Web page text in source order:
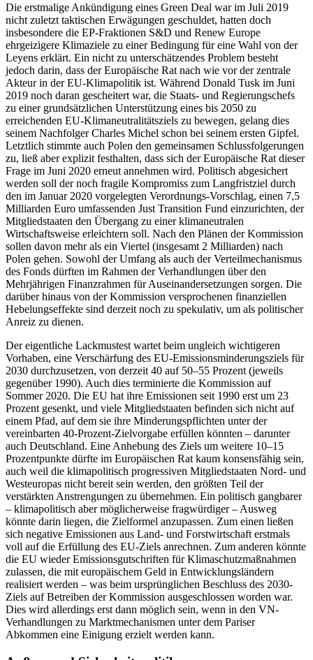
Die erstmalige Ankündigung eines Green Deal war im Juli 2019
nicht zuletzt takti­schen Erwägungen geschuldet, hatten doch
insbesondere die EP-Fraktionen S&D und Renew Europe
ehrgeizigere Klimaziele zu einer Bedingung für eine Wahl von der
Leyens erklärt. Ein nicht zu unterschätzendes Problem besteht
jedoch darin, dass der Europäische Rat nach wie vor der zentrale
Akteur in der EU-Klimapolitik ist. Während Donald Tusk im Juni
2019 noch daran gescheitert war, die Staats- und Regierungschefs
zu einer grundsätzlichen Unterstützung eines bis 2050 zu
erreichenden EU-Klimaneutralitätsziels zu bewegen, gelang dies
seinem Nachfolger Charles Michel schon bei seinem ersten Gipfel.
Letztlich stimmte auch Polen den gemeinsamen Schlussfolgerungen
zu, ließ aber explizit festhalten, dass sich der Europäische Rat dieser
Frage im Juni 2020 erneut annehmen wird. Politisch abgesichert
werden soll der noch fragile Kompromiss zum Langfristziel durch
den im Januar 2020 vorgelegten Verordnungs-Vorschlag, einen 7,5
Milliarden Euro um­fassenden Just Transition Fund einzurich­ten, der
Mitgliedstaaten den Übergang zu einer klimaneutralen
Wirtschaftsweise er­leichtern soll. Nach den Plänen der Kom­mission
sollen davon mehr als ein Viertel (insgesamt 2 Milliarden) nach
Polen gehen. Sowohl der Umfang als auch der Verteil­mecha­nismus
des Fonds dürften im Rahmen der Verhandlungen über den
Mehrjährigen Finanzrahmen für Auseinandersetzungen sorgen. Die
darüber hinaus von der Kom­mission versprochenen finanziellen
Hebe­lungseffekte sind derzeit noch zu spekulativ, um als politischer
Anreiz zu dienen.
Der eigentliche Lackmustest wartet beim ungleich wichtigeren
Vorhaben, eine Ver­schärfung des EU-Emissionsminderungs­ziels für
2030 durchzusetzen, von derzeit 40 auf 50–55 Prozent (jeweils
gegenüber 1990). Auch dies terminierte die Kommission auf
Sommer 2020. Die EU hat ihre Emissio­nen seit 1990 erst um 23
Prozent gesenkt, und viele Mitgliedstaaten befinden sich nicht auf
einem Pfad, auf dem sie ihre Min­derungspflichten unter der
vereinbarten 40‑Prozent-Zielvorgabe erfüllen könnten – darunter
auch Deutschland. Eine Anhebung des Ziels um weitere 10–15
Prozentpunkte dürfte im Europäischen Rat kaum konsensfähig sein,
auch weil die klima­politisch progressiven Mitgliedstaaten Nord- und
Westeuropas nicht bereit sein werden, den größten Teil der
verstärkten Anstrengungen zu übernehmen. Ein politisch gang­barer
– klimapolitisch aber möglicherweise fragwürdiger – Ausweg
könnte darin liegen, die Zielformel anzupassen. Zum einen ließen
sich negative Emissionen aus Land- und Forstwirtschaft erstmals
voll auf die Erfüllung des EU-Ziels anrechnen. Zum anderen könnte
die EU wieder Emis­sions­gutschriften für Klimaschutzmaßnahmen
zulassen, die mit europäischem Geld in Entwicklungsländern
realisiert werden – was beim ursprünglichen Beschluss des 2030-
Ziels auf Betreiben der Kommission ausgeschlossen worden war.
Dies wird allerdings erst dann möglich sein, wenn in den VN-
Verhandlungen zu Marktmecha­nismen unter dem Pariser
Abkommen eine Einigung erzielt werden kann.